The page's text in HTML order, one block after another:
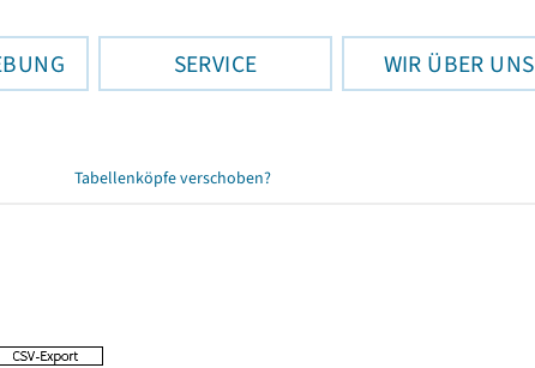
SERVICE WIR ÜBER UNS
Tabellenköpfe verschoben?